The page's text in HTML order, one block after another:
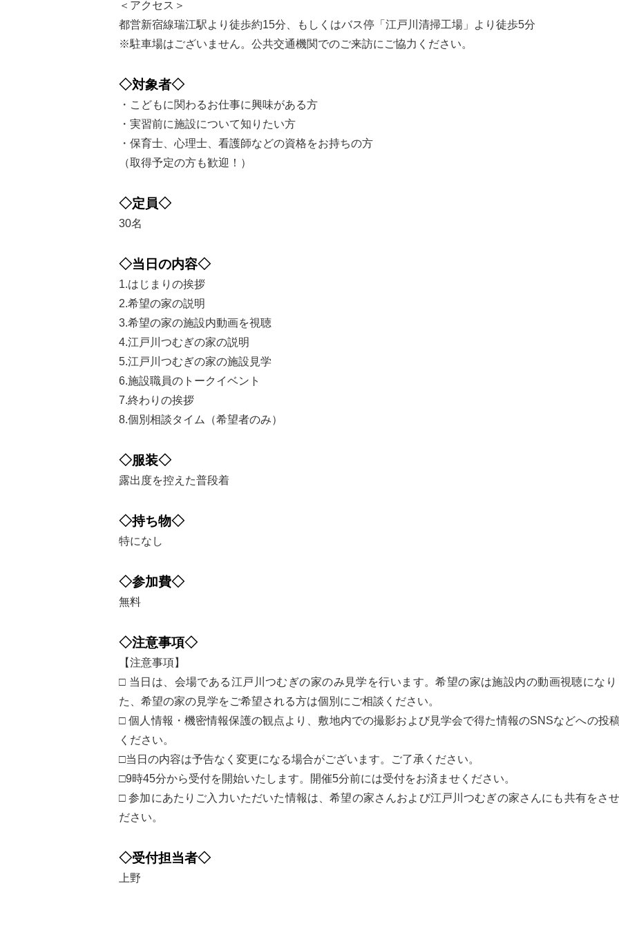
＜アクセス＞
都営新宿線瑞江駅より徒歩約15分、もしくはバス停「江戸川清掃工場」より徒歩5分
※駐車場はございません。公共交通機関でのご来訪にご協力ください。
◇対象者◇
・こどもに関わるお仕事に興味がある方
・実習前に施設について知りたい方
・保育士、心理士、看護師などの資格をお持ちの方
（取得予定の方も歓迎！）
◇定員◇
30名
◇当日の内容◇
1.はじまりの挨拶
2.希望の家の説明
3.希望の家の施設内動画を視聴
4.江戸川つむぎの家の説明
5.江戸川つむぎの家の施設見学
6.施設職員のトークイベント
7.終わりの挨拶
8.個別相談タイム（希望者のみ）
◇服装◇
露出度を控えた普段着
◇持ち物◇
特になし
◇参加費◇
無料
◇注意事項◇
【注意事項】
□ 当日は、会場である江戸川つむぎの家のみ見学を行います。希望の家は施設内の動画視聴にな
た、希望の家の見学をご希望される方は個別にご相談ください。
□ 個人情報・機密情報保護の観点より、敷地内での撮影および見学会で得た情報のSNSなどへの投
ください。
□当日の内容は予告なく変更になる場合がございます。ご了承ください。
□9時45分から受付を開始いたします。開催5分前には受付をお済ませください。
□ 参加にあたりご入力いただいた情報は、希望の家さんおよび江戸川つむぎの家さんにも共有をさ
ださい。
◇受付担当者◇
上野